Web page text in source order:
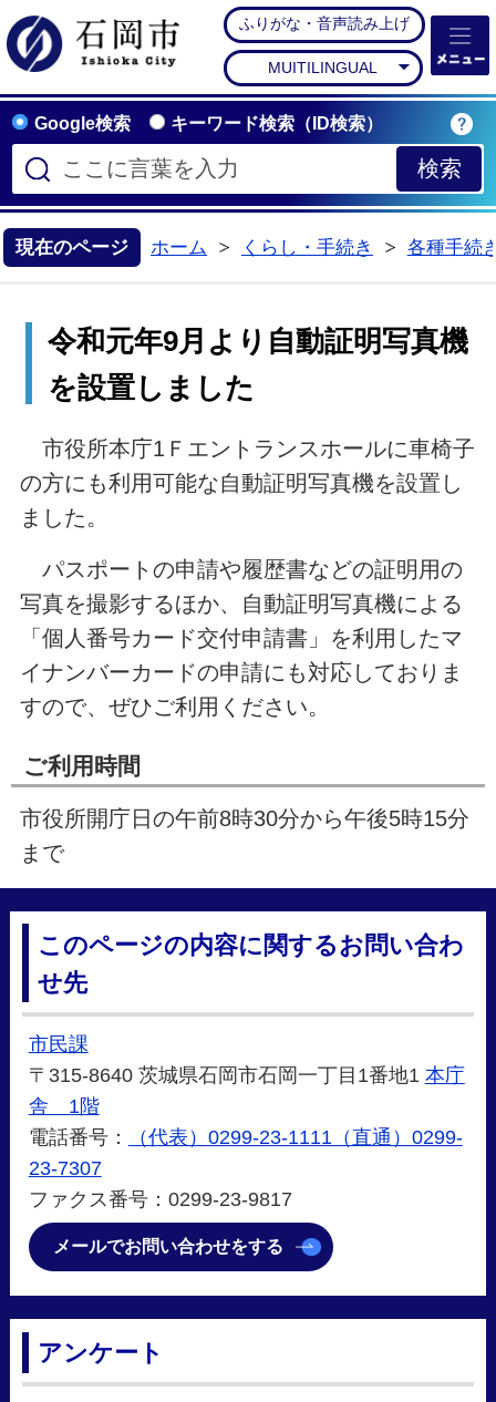
石岡市公式ホームペー
ふりがな・音声読み上げ
MUITILINGUAL
Google検索 キーワード検索（ID検索）
現在のページ ホーム
くらし・手続き
各種手続
令和元年9月より自動証明写真機
を設置しました
市役所本庁1Ｆエントランスホールに車椅子
の方にも利用可能な自動証明写真機を設置し
ました。
パスポートの申請や履歴書などの証明用の
写真を撮影するほか、自動証明写真機による
「個人番号カード交付申請書」を利用したマ
イナンバーカードの申請にも対応しておりま
すので、ぜひご利用ください。
ご利用時間
市役所開庁日の午前8時30分から午後5時15分
まで
このページの内容に関するお問い合わ
せ先
市民課
〒315-8640 茨城県石岡市石岡一丁目1番地1 本庁
舎 1階
電話番号：
（代表）0299-23-1111（直通）0299-
23-7307
ファクス番号：0299-23-9817
メールでお問い合わせをする
アンケート